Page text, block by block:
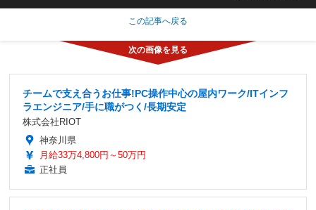
この記事へ戻る
チームで支え合うお仕事!PC操作中心の屋内ワーク/ITインフ
ラエンジニア/手に職がつく/長期安定
株式会社RIOT
神奈川県
月給33万4,800円～50万円
正社員